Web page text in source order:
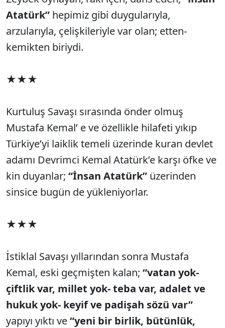
Atatürk” hepimiz gibi duygularıyla,
arzularıyla, çelişkileriyle var olan; etten-
kemikten biriydi.
★★★
Kurtuluş Savaşı sırasında önder olmuş
Mustafa Kemal’ e ve özellikle hilafeti yıkıp
Türkiye’yi laiklik temeli üzerinde kuran devlet
adamı Devrimci Kemal Atatürk’e karşı öfke ve
kin duyanlar; “İnsan Atatürk” üzerinden
sinsice bugün de yükleniyorlar.
★★★
İstiklal Savaşı yıllarından sonra Mustafa
Kemal, eski geçmişten kalan; “vatan yok-
çiftlik var, millet yok- teba var, adalet ve
hukuk yok- keyif ve padişah sözü var”
yapıyı yıktı ve“yeni bir birlik, bütünlük,